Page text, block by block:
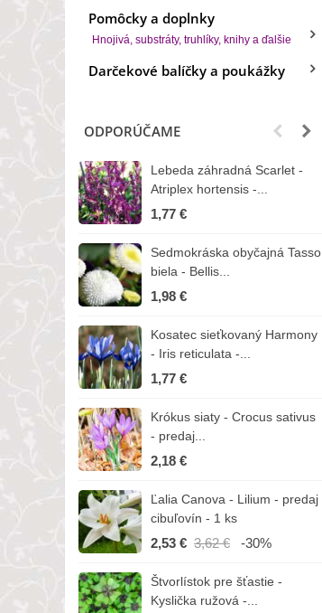
Pomôcky a doplnky
Hnojivá, substráty, truhlíky, knihy a ďalšie
Darčekové balíčky a poukážky
ODPORÚČAME
Lebeda záhradná Scarlet -
Atriplex hortensis -...
1,77 €
Sedmokráska obyčajná Tasso
biela - Bellis...
1,98 €
Kosatec sieťkovaný Harmony
- Iris reticulata -...
1,77 €
Krókus siaty - Crocus sativus
- predaj...
2,18 €
Ľalia Canova - Lilium - predaj
cibuľovín - 1 ks
2,53 € 3,62 € -30%
Štvorlístok pre šťastie -
Kyslička ružová -...